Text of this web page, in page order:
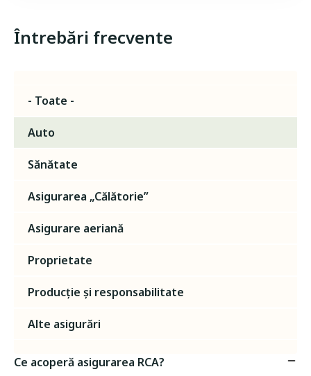
Întrebări frecvente
- Toate -
Auto
Sănătate
Asigurarea „Călătorie”
Asigurare aeriană
Proprietate
Producție și responsabilitate
Alte asigurări
Ce acoperă asigurarea RCA?